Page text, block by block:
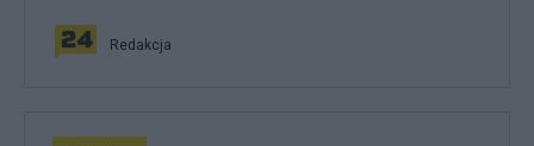
Redakcja